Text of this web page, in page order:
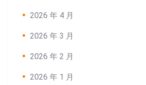
2026 年 4 月
2026 年 3 月
2026 年 2 月
2026 年 1 月